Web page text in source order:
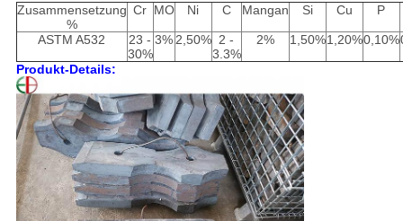
Zusammensetzung
%
Cr MO Ni C Mangan Si Cu P
ASTM A532
23 -
30%
3% 2,50% 2 -
3.3%
2% 1,50%1,20%0,10%
Produkt-Details: